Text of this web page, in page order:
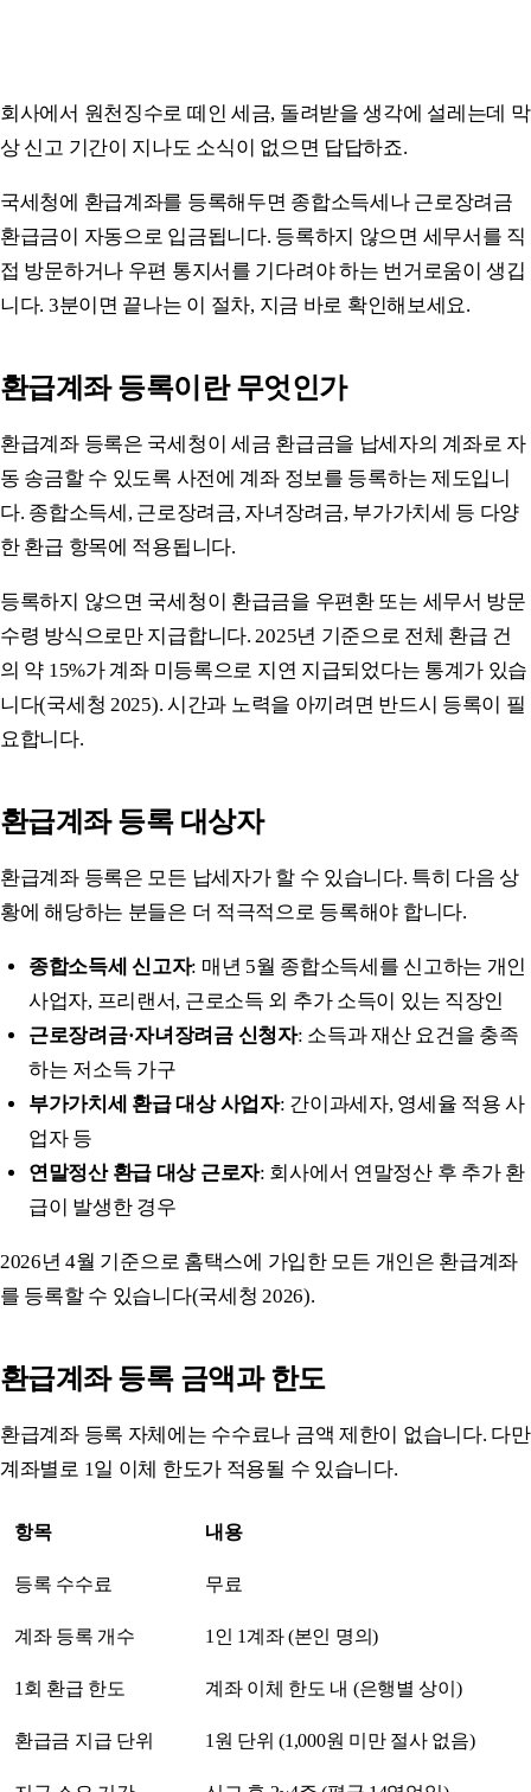
회사에서 원천징수로 떼인 세금, 돌려받을 생각에 설레는데 막
상 신고 기간이 지나도 소식이 없으면 답답하죠.
국세청에 환급계좌를 등록해두면 종합소득세나 근로장려금
환급금이 자동으로 입금됩니다. 등록하지 않으면 세무서를 직
접 방문하거나 우편 통지서를 기다려야 하는 번거로움이 생깁
니다. 3분이면 끝나는 이 절차, 지금 바로 확인해보세요.
환급계좌 등록이란 무엇인가
환급계좌 등록은 국세청이 세금 환급금을 납세자의 계좌로 자
동 송금할 수 있도록 사전에 계좌 정보를 등록하는 제도입니
다. 종합소득세, 근로장려금, 자녀장려금, 부가가치세 등 다양
한 환급 항목에 적용됩니다.
등록하지 않으면 국세청이 환급금을 우편환 또는 세무서 방문
수령 방식으로만 지급합니다. 2025년 기준으로 전체 환급 건
의 약 15%가 계좌 미등록으로 지연 지급되었다는 통계가 있습
니다(국세청 2025). 시간과 노력을 아끼려면 반드시 등록이 필
요합니다.
환급계좌 등록 대상자
환급계좌 등록은 모든 납세자가 할 수 있습니다. 특히 다음 상
황에 해당하는 분들은 더 적극적으로 등록해야 합니다.
종합소득세 신고자: 매년 5월 종합소득세를 신고하는 개인
사업자, 프리랜서, 근로소득 외 추가 소득이 있는 직장인
근로장려금·자녀장려금 신청자: 소득과 재산 요건을 충족
하는 저소득 가구
부가가치세 환급 대상 사업자: 간이과세자, 영세율 적용 사
업자 등
연말정산 환급 대상 근로자: 회사에서 연말정산 후 추가 환
급이 발생한 경우
2026년 4월 기준으로 홈택스에 가입한 모든 개인은 환급계좌
를 등록할 수 있습니다(국세청 2026).
환급계좌 등록 금액과 한도
환급계좌 등록 자체에는 수수료나 금액 제한이 없습니다. 다만
계좌별로 1일 이체 한도가 적용될 수 있습니다.
항목 내용
등록 수수료 무료
계좌 등록 개수 1인 1계좌 (본인 명의)
1회 환급 한도 계좌 이체 한도 내 (은행별 상이)
환급금 지급 단위 1원 단위 (1,000원 미만 절사 없음)